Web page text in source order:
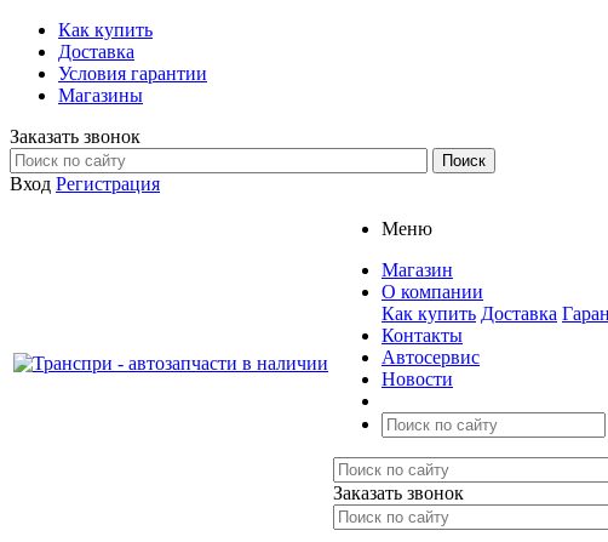
Как купить
Доставка
Условия гарантии
Магазины
Заказать звонок
Вход Регистрация
Меню
Магазин
О компании
Как купить Доставка
Контакты
Автосервис
Новости
Заказать звонок